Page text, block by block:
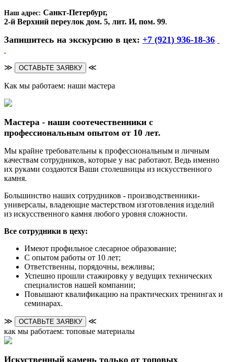
Наш адрес: Санкт-Петербург,
2-й Верхний переулок дом. 5, лит. И, пом. 99.
Запишитесь на экскурсию в цех: +7 (921) 936-18-36
≫ ОСТАВЬТЕ ЗАЯВКУ ≪
Как мы работаем: наши мастера
Мастера - наши соотечественники с
профессиональным опытом от 10 лет.
Мы крайне требовательны к профессиональным и личным
качествам сотрудников, которые у нас работают. Ведь именно
их руками создаются Ваши столешницы из искусственного
камня.
Большинство наших сотрудников - производственники-
универсалы, владеющие мастерством изготовления изделий
из искусственного камня любого уровня сложности.
Все сотрудники в цеху:
Имеют профильное слесарное образование;
С опытом работы от 10 лет;
Ответственны, порядочны, вежливы;
Успешно прошли стажировку у ведущих технических
специалистов нашей компании;
Повышают квалификацию на практических тренингах и
семинарах.
≫ ОСТАВЬТЕ ЗАЯВКУ
≪
как мы работаем: топовые материалы
Искуственный камень только от топовых